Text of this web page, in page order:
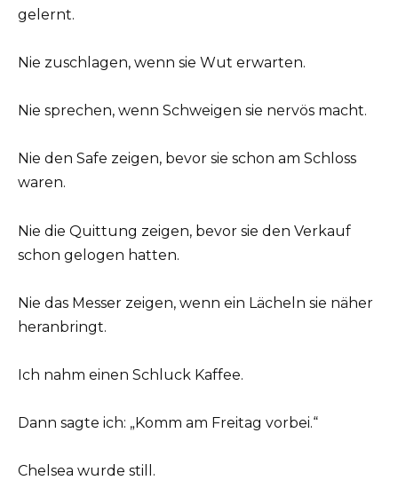
gelernt.
Nie zuschlagen, wenn sie Wut erwarten.
Nie sprechen, wenn Schweigen sie nervös macht.
Nie den Safe zeigen, bevor sie schon am Schloss
waren.
Nie die Quittung zeigen, bevor sie den Verkauf
schon gelogen hatten.
Nie das Messer zeigen, wenn ein Lächeln sie näher
heranbringt.
Ich nahm einen Schluck Kaffee.
Dann sagte ich: „Komm am Freitag vorbei.“
Chelsea wurde still.